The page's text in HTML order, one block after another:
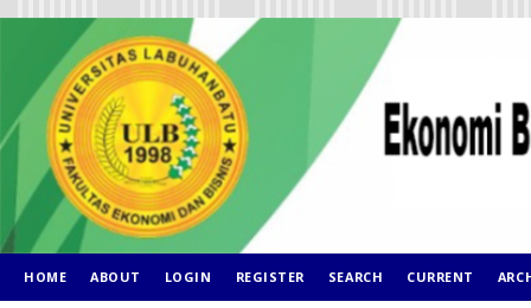
HOME ABOUT LOGIN REGISTER SEARCH CURRENT